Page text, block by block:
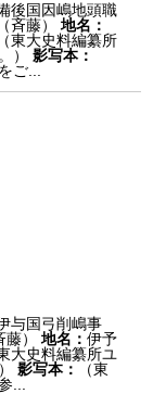
後国因嶋地頭職
斉藤）
地名：
（東大史料編纂所
）
影写本：
ご...
与国弓削嶋事
） 地名：伊予
東大史料編纂所ユ
影写本：
（東
...